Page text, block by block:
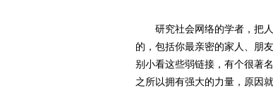
研究社会网络的学者，把人
的，包括你最亲密的家人、朋
别小看这些弱链接，有个很著
之所以拥有强大的力量，原因